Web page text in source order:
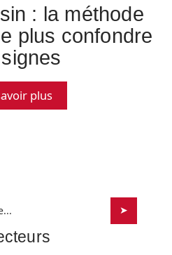
: la méthode
plus confondre
plus